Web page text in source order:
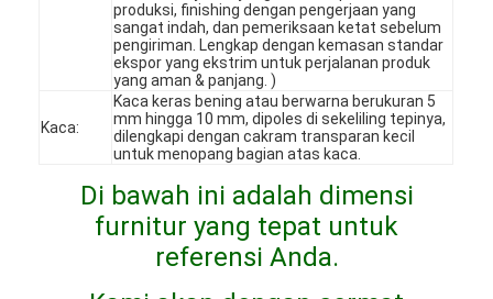
Pertunjukan VR
Tentang Kami
Tur Pabrik
produksi, finishing dengan pengerjaan yang
sangat indah, dan pemeriksaan ketat sebelum
pengiriman. Lengkap dengan kemasan standar
ekspor yang ekstrim untuk perjalanan produk
yang aman & panjang. )
Kaca:
Kaca keras bening atau berwarna berukuran 5
mm hingga 10 mm, dipoles di sekeliling tepinya,
dilengkapi dengan cakram transparan kecil
untuk menopang bagian atas kaca.
Di bawah ini adalah dimensi
furnitur yang tepat untuk
referensi Anda.